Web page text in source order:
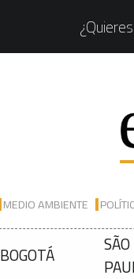
MEDIO AMBIENTE
BOGOTÁ
SÃO